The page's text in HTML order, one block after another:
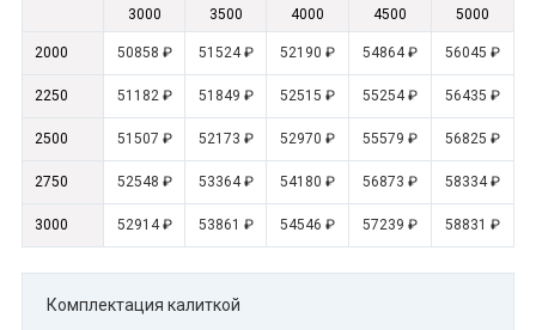
3000 3500 4000 4500 5000
2000 50858 ₽ 51524 ₽ 52190 ₽ 54864 ₽ 56045 ₽
2250 51182 ₽ 51849 ₽ 52515 ₽ 55254 ₽ 56435 ₽
2500 51507 ₽ 52173 ₽ 52970 ₽ 55579 ₽ 56825 ₽
2750 52548 ₽ 53364 ₽ 54180 ₽ 56873 ₽ 58334 ₽
3000 52914 ₽ 53861 ₽ 54546 ₽ 57239 ₽ 58831 ₽
Комплектация калиткой